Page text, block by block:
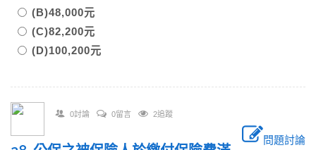
(B)48,000元
(C)82,200元
(D)100,200元
0討論 0留言 2追蹤
問題討論